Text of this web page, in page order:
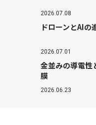
2026.07.08
ドローンとAI
2026.07.01
金並みの導電性
膜
2026.06.23